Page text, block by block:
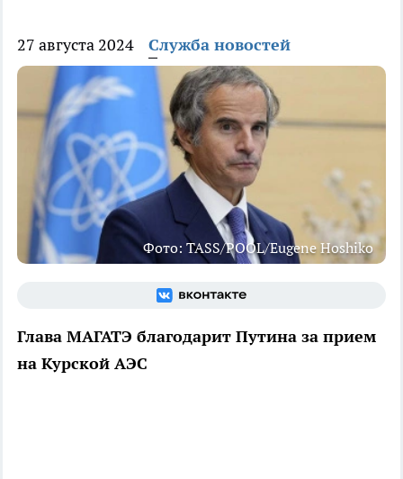
27 августа 2024 Служба новостей
Фото: TASS/POOL/Eugene Hoshiko
Глава МАГАТЭ благодарит Путина за прием
на Курской АЭС